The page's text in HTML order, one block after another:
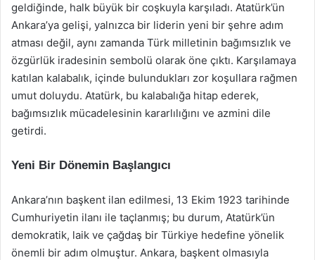
geldiğinde, halk büyük bir coşkuyla karşıladı. Atatürk’ün
Ankara’ya gelişi, yalnızca bir liderin yeni bir şehre adım
atması değil, aynı zamanda Türk milletinin bağımsızlık ve
özgürlük iradesinin sembolü olarak öne çıktı. Karşılamaya
katılan kalabalık, içinde bulundukları zor koşullara rağmen
umut doluydu. Atatürk, bu kalabalığa hitap ederek,
bağımsızlık mücadelesinin kararlılığını ve azmini dile
getirdi.
Yeni Bir Dönemin Başlangıcı
Ankara’nın başkent ilan edilmesi, 13 Ekim 1923 tarihinde
Cumhuriyetin ilanı ile taçlanmış; bu durum, Atatürk’ün
demokratik, laik ve çağdaş bir Türkiye hedefine yönelik
önemli bir adım olmuştur. Ankara, başkent olmasıyla